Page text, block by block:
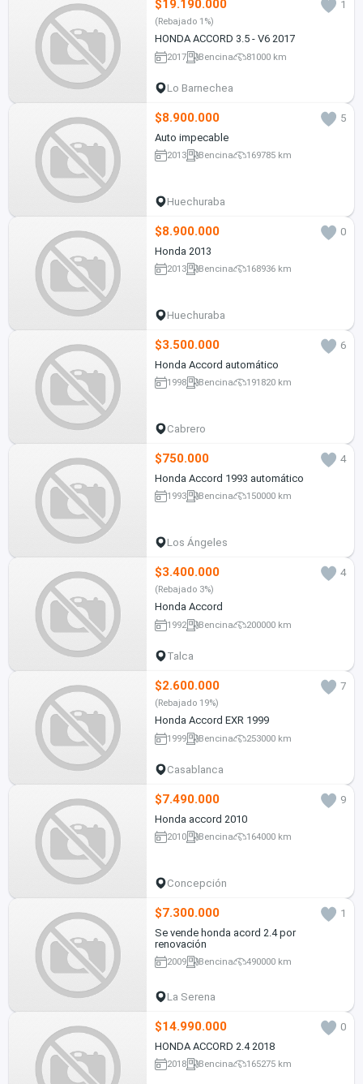
$19.190.000 1
(Rebajado 1%)
HONDA ACCORD 3.5 - V6 2017
2017 Bencina 81000 km
Lo Barnechea
$8.900.000
5
Auto impecable
2013 Bencina 169785 km
Huechuraba
$8.900.000
0
Honda 2013
2013 Bencina 168936 km
Huechuraba
$3.500.000
6
Honda Accord automático
1998 Bencina 191820 km
Cabrero
$750.000
4
Honda Accord 1993 automático
1993 Bencina 150000 km
Los Ángeles
$3.400.000 4
(Rebajado 3%)
Honda Accord
1992 Bencina 200000 km
Talca
$2.600.000 7
(Rebajado 19%)
Honda Accord EXR 1999
1999 Bencina 253000 km
Casablanca
$7.490.000
9
Honda accord 2010
2010 Bencina 164000 km
Concepción
$7.300.000
1
Se vende honda acord 2.4 por
renovación
2009 Bencina 490000 km
La Serena
$14.990.000
0
HONDA ACCORD 2.4 2018
2018 Bencina 165275 km